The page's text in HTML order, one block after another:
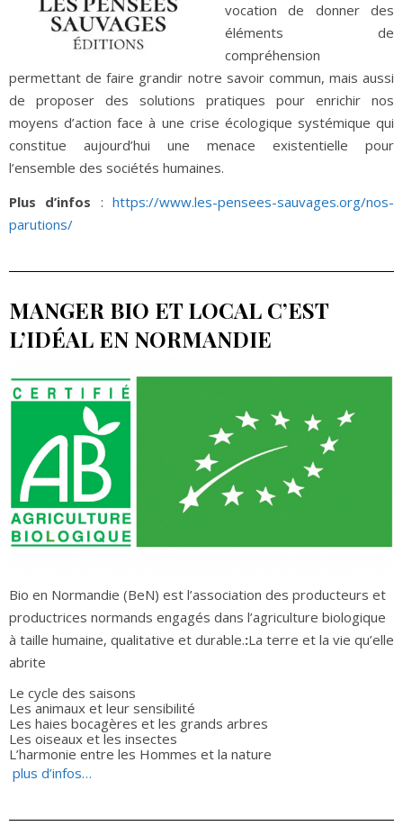
vocation de donner des
éléments de
compréhension
permettant de faire grandir notre savoir commun, mais aussi
de proposer des solutions pratiques pour enrichir nos
moyens d’action face à une crise écologique systémique qui
constitue aujourd’hui une menace existentielle pour
l’ensemble des sociétés humaines.
Plus d’infos :https://www.les-pensees-sauvages.org/nos-
parutions/
MANGER BIO ET LOCAL C’EST
L’IDÉAL EN NORMANDIE
Bio en Normandie (BeN) est l’association des producteurs et
productrices normands engagés dans l’agriculture biologique
à taille humaine, qualitative et durable.:La terre et la vie qu’elle
abrite
Le cycle des saisons
Les animaux et leur sensibilité
Les haies bocagères et les grands arbres
Les oiseaux et les insectes
L’harmonie entre les Hommes et la nature
plus d’infos…